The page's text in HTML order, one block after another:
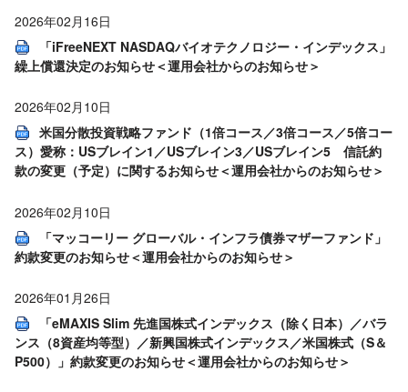
2026年02月16日
「iFreeNEXT NASDAQバイオテクノロジー・インデックス」
繰上償還決定のお知らせ＜運用会社からのお知らせ＞
2026年02月10日
米国分散投資戦略ファンド（1倍コース／3倍コース／5倍コー
ス）愛称：USブレイン1／USブレイン3／USブレイン5 信託約
款の変更（予定）に関するお知らせ＜運用会社からのお知らせ＞
2026年02月10日
「マッコーリー グローバル・インフラ債券マザーファンド」
約款変更のお知らせ＜運用会社からのお知らせ＞
2026年01月26日
「eMAXIS Slim 先進国株式インデックス（除く日本）／バラ
ンス（8資産均等型）／新興国株式インデックス／米国株式（S＆
P500）」約款変更のお知らせ＜運用会社からのお知らせ＞